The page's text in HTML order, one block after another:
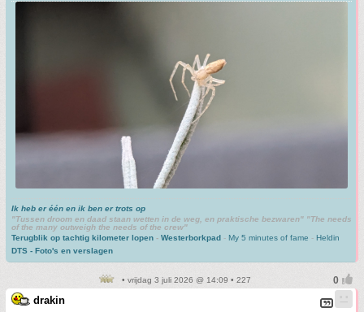
Ik heb er één en ik ben er trots op
"Tussen droom en daad staan wetten in de weg, en praktische bezwaren" "The needs
of the many outweigh the needs of the crew"
Terugblik op tachtig kilometer lopen - Westerborkpad - My 5 minutes of fame - Heldin
DTS - Foto's en verslagen
• vrijdag 3 juli 2026 @ 14:09 • 227
drakin